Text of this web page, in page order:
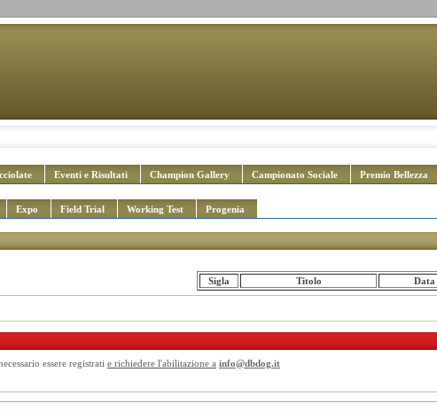
Eventi e Risultati Champion Gallery Campionato Sociale Premio Bellezza
Expo Field Trial Working Test Progenia
Sigla
Titolo Data
essere registrati e richiedere l'abilitazione a info@dbdog.it